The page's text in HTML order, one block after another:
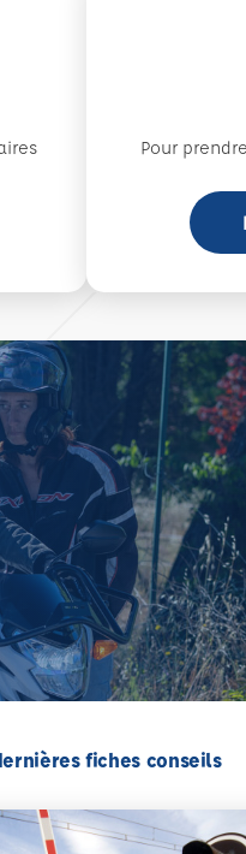
Pour
fiches conseils